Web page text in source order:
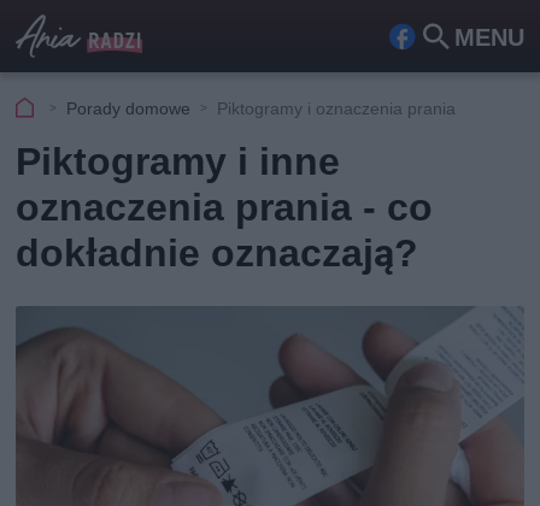
MENU
Fa
ook
Szu
Porady domowe Piktogramy i oznaczenia prania
Piktogramy i inne
oznaczenia prania - co
dokładnie oznaczają?